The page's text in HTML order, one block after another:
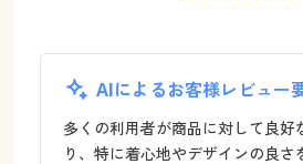
AIによるお客様レビュー
多くの利用者が商品に対して良好
り、特に着心地やデザインの良さ